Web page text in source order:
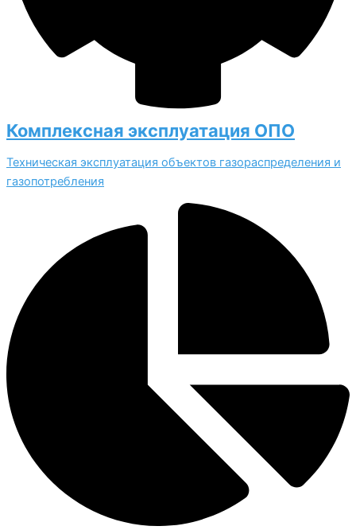
Комплексная эксплуатация ОПО
Техническая эксплуатация объектов газораспределения и
газопотребления